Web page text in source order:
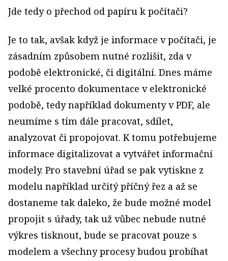
Jde tedy o přechod od papíru k počítači?
Je to tak, avšak když je informace v počítači, je
zásadním způsobem nutné rozlišit, zda v
podobě elektronické, či digitální. Dnes máme
velké procento dokumentace v elektronické
podobě, tedy například dokumenty v PDF, ale
neumíme s tím dále pracovat, sdílet,
analyzovat či propojovat. K tomu potřebujeme
informace digitalizovat a vytvářet informační
modely. Pro stavební úřad se pak vytiskne z
modelu například určitý příčný řez a až se
dostaneme tak daleko, že bude možné model
propojit s úřady, tak už vůbec nebude nutné
výkres tisknout, bude se pracovat pouze s
modelem a všechny procesy budou probíhat